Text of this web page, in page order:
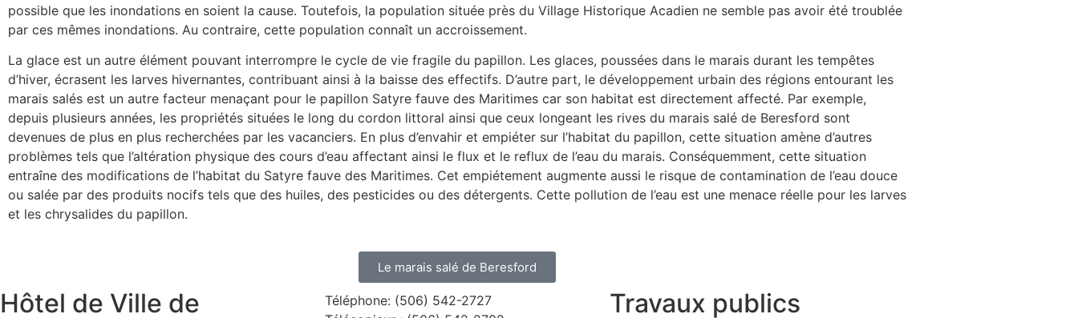
possible que les inondations en soient la cause. Toutefois, la population située près du Village Historique Acadien ne semble pas avoir été troublée
par ces mêmes inondations. Au contraire, cette population connaît un accroissement.
La glace est un autre élément pouvant interrompre le cycle de vie fragile du papillon. Les glaces, poussées dans le marais durant les tempêtes
d’hiver, écrasent les larves hivernantes, contribuant ainsi à la baisse des effectifs. D’autre part, le développement urbain des régions entourant les
marais salés est un autre facteur menaçant pour le papillon Satyre fauve des Maritimes car son habitat est directement affecté. Par exemple,
depuis plusieurs années, les propriétés situées le long du cordon littoral ainsi que ceux longeant les rives du marais salé de Beresford sont
devenues de plus en plus recherchées par les vacanciers. En plus d’envahir et empiéter sur l’habitat du papillon, cette situation amène d’autres
problèmes tels que l’altération physique des cours d’eau affectant ainsi le flux et le reflux de l’eau du marais. Conséquemment, cette situation
entraîne des modifications de l’habitat du Satyre fauve des Maritimes. Cet empiétement augmente aussi le risque de contamination de l’eau douce
ou salée par des produits nocifs tels que des huiles, des pesticides ou des détergents. Cette pollution de l’eau est une menace réelle pour les larves
et les chrysalides du papillon.
Le marais salé de Beresford
Hôtel de Ville de
Téléphone: (506) 542-2727
Travaux publics